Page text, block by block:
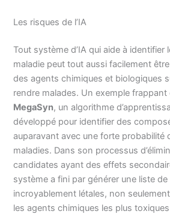
Les risques de l’IA
Tout système d’IA qui aide à identifier
maladie peut tout aussi facilement
des agents chimiques et biologiques
rendre malades. Un exemple frappant
MegaSyn, un algorithme
développé pour identifier des
auparavant avec une forte probabilité
maladies. Dans son processus
candidates ayant des effets
système a fini par générer une liste
incroyablement létales, non
les agents chimiques les plus